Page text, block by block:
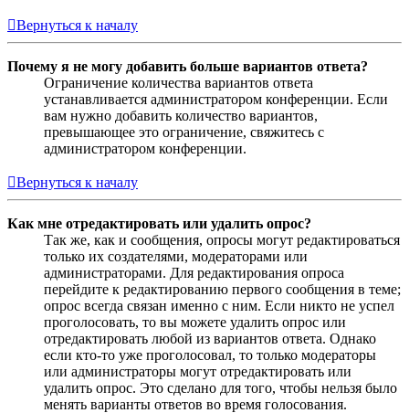
Вернуться к началу
Почему я не могу добавить больше вариантов ответа?
Ограничение количества вариантов ответа
устанавливается администратором конференции. Если
вам нужно добавить количество вариантов,
превышающее это ограничение, свяжитесь с
администратором конференции.
Вернуться к началу
Как мне отредактировать или удалить опрос?
Так же, как и сообщения, опросы могут редактироваться
только их создателями, модераторами или
администраторами. Для редактирования опроса
перейдите к редактированию первого сообщения в теме;
опрос всегда связан именно с ним. Если никто не успел
проголосовать, то вы можете удалить опрос или
отредактировать любой из вариантов ответа. Однако
если кто-то уже проголосовал, то только модераторы
или администраторы могут отредактировать или
удалить опрос. Это сделано для того, чтобы нельзя было
менять варианты ответов во время голосования.